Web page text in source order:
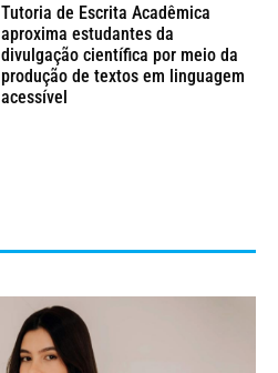
Tutoria de Escrita Acadêmica
aproxima estudantes da
divulgação científica por meio da
produção de textos em linguagem
acessível